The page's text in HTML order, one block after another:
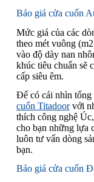
Báo giá cửa cuốn
Mức giá của các
theo mét vuông
vào độ dày nan
khúc tiêu chuẩn sẽ
cấp siêu êm.
Để có cái nhìn tổng
cuốn Titadoorvới
thích công nghệ Úc,
cho bạn những lựa
luôn tư vấn dòng
bạn.
Báo giá cửa cuốn